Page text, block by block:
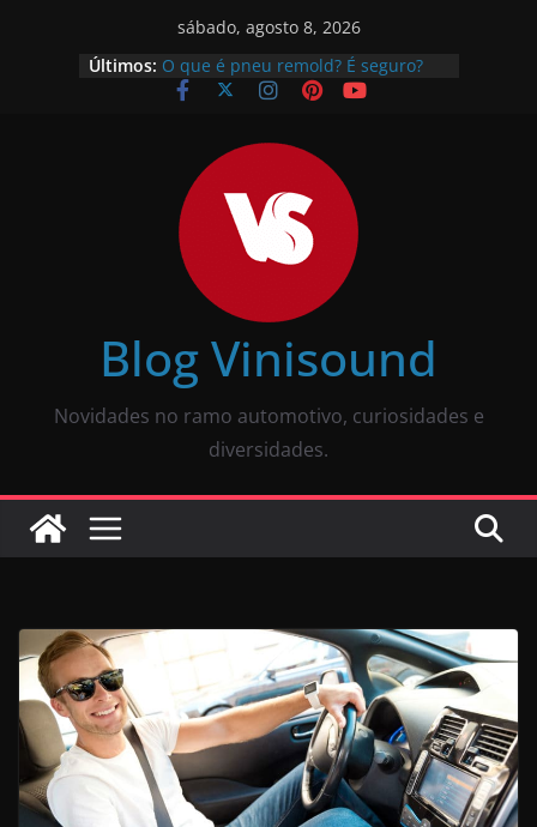
sábado, agosto 8, 2026
Últimos: O que é pneu remold? É seguro?
Vale a pena?
descomplicado
JBL Wave Buds é bom? Uma review
completa
O som automotivo Pioneer é bom?
Review completa
Som para carros com bluetooth e
tela: como escolher?
Blog Vinisound
Novidades no ramo automotivo, curiosidades e
diversidades.